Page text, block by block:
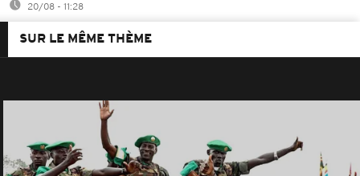
20/08 - 11:28
SUR LE MÊME THÈME